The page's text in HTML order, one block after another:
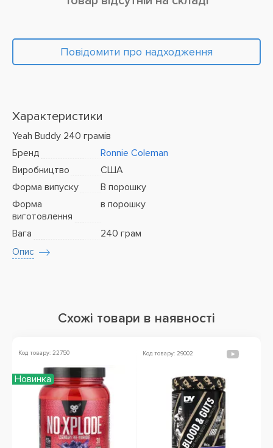
Повідомити про надходження
Характеристики
Yeah Buddy 240 грамів
Бренд
Ronnie Coleman
Виробництво
США
Форма випуску
В порошку
Форма
виготовлення
в порошку
Вага 240 грам
Опис
Схожі товари в наявності
Код товару: 22750
Новинка
Код товару: 29002